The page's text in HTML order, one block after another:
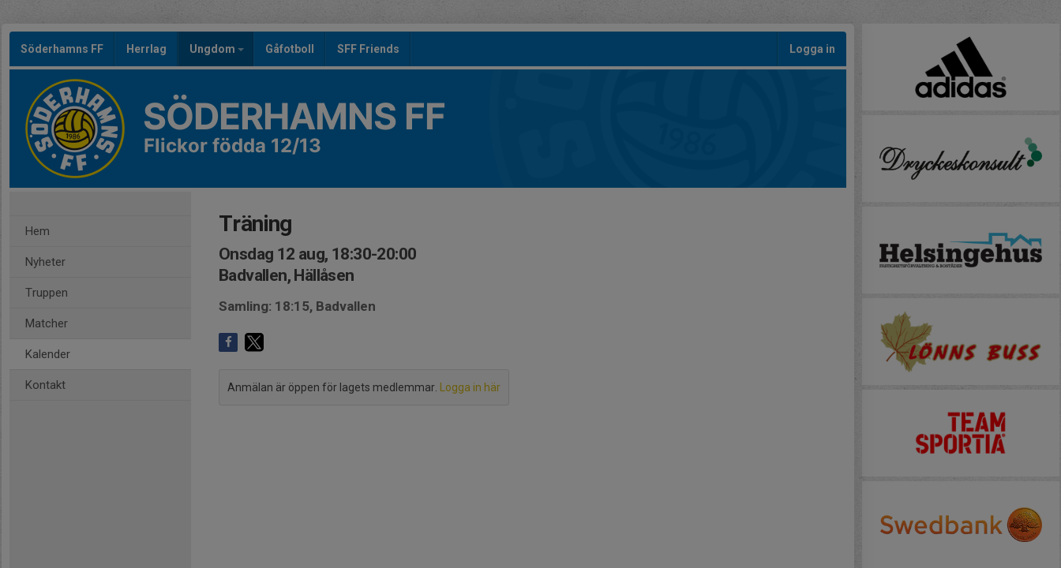
Söderhamns FF Herrlag Ungdom Gåfotboll SFF Friends Logga in
SÖDERHAMNS FF
Flickor födda 12/13
Hem
Nyheter
Truppen
Matcher
Kalender
Kontakt
Träning
Onsdag 12 aug, 18:30-20:00
Badvallen, Hällåsen
Samling: 18:15, Badvallen
Anmälan är öppen för lagets medlemmar. Logga in här